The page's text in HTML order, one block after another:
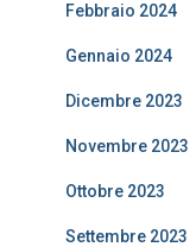
Febbraio 2024
Gennaio 2024
Dicembre 2023
Novembre 2023
Ottobre 2023
Settembre 2023